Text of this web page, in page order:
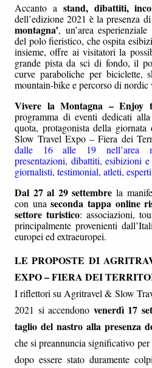
Accanto a stand, dibattiti,
dell’edizione 2021 è la presenza
montagna’, un’area
del polo fieristico, che ospita
insieme, offre ai visitatori la
grande pista da sci di fondo, il
curve paraboliche per biciclette,
mountain-bike e percorso di
Vivere la Montagna – Enjoy
programma di eventi dedicati
quota, protagonista della
Slow Travel Expo – Fiera dei
dalle 16 alle 19 nell’area
presentazioni, dibattiti, esibizioni
giornalisti, testimonial, atleti,
Dal 27 al 29 settembre la
con unaseconda tappa online
settore turistico: associazioni,
principalmente provenienti
europei ed extraeuropei.
LE PROPOSTE DI
EXPO – FIERA DEI
I riflettori su Agritravel & Slow
2021 si accendono venerdì 17
taglio del nastro alla presenza
che si preannuncia significativo
dopo essere stato duramente